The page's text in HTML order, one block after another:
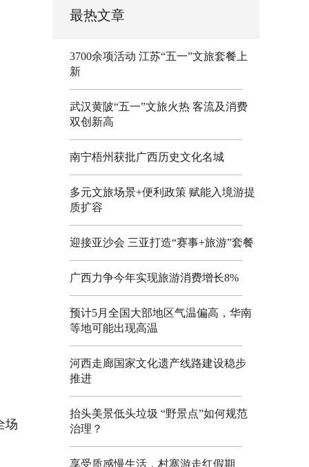
场
最热文章
3700余项活动 江苏“五一”文旅套餐上
新
武汉黄陂“五一”文旅火热 客流及消费
双创新高
南宁梧州获批广西历史文化名城
多元文旅场景+便利政策 赋能入境游提
质扩容
迎接亚沙会 三亚打造“赛事+旅游”套餐
广西力争今年实现旅游消费增长8%
预计5月全国大部地区气温偏高，华南
等地可能出现高温
河西走廊国家文化遗产线路建设稳步
推进
抬头美景低头垃圾 “野景点”如何规范
治理？
享受质感慢生活，村寨游走红假期